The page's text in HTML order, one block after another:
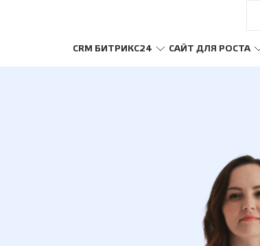
CRM БИТРИКС24 САЙТ ДЛЯ РОСТА